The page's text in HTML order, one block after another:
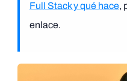
Full Stack y qué hace,
enlace.